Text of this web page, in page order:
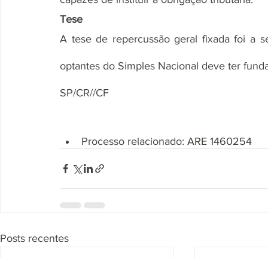
Tese
A tese de repercussão geral fixada foi a
optantes do Simples Nacional deve ter
SP/CR//CF
Processo relacionado: ARE 1460254
Posts recentes